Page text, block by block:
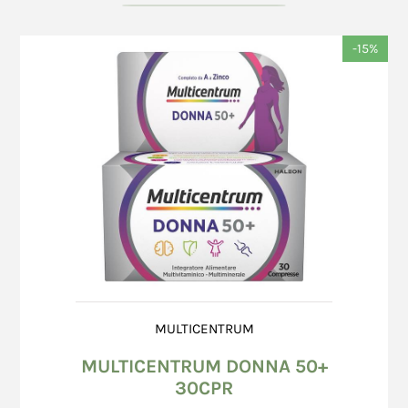
Cognome *
parte del trasportatore, il Consumatore è
tenuto a controllare che:
il numero dei colli in consegna corrisponda a
quanto indicato in fattura;
l'imballo risulti integro, non danneggiato, né
bagnato od alterato.
Eventuali danni esteriori o la mancata
corrispondenza del numero dei colli o delle
indicazioni, devono essere immediatamente
contestati al corriere che effettua la
consegna, apponendo la dicitura "ritiro con
(otto) giorni mediante l’invio di una
raccomandata A.R. al corriere, il cui indirizzo
è riportato sul documento accompagnatorio.
Venditore richiederà immediatamente
l'annullamento della transazione e lo svincolo
dell'importo impegnato. I tempi di svincolo
dipendono esclusivamente dal sistema bancario
e possono arrivare fino alla loro naturale
scadenza (24° giorno dalla data di
autorizzazione). Richiesto l'annullamento della
transazione, in nessun caso il Venditore può
essere ritenuta responsabile per eventuali danni,
diretti o indiretti, provocati da ritardo nel
mancato svincolo dell'importo impegnato da
parte del sistema bancario.
Il Venditore si riserva la facoltà di richiedere al
numero di telefono fisso) o l'invio di copia di
documenti comprovanti la titolarità della Carta
MULTICENTRUM
MULTICENTRUM DONNA 50+
30CPR
-15%